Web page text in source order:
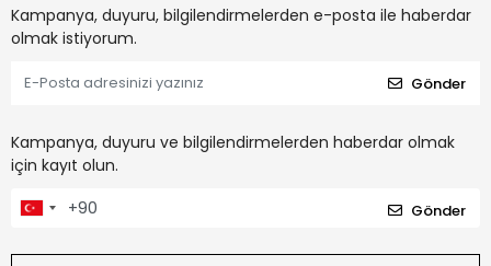
Kampanya, duyuru, bilgilendirmelerden e-posta ile haberdar
olmak istiyorum.
Gönder
Kampanya, duyuru ve bilgilendirmelerden haberdar olmak
için kayıt olun.
Gönder